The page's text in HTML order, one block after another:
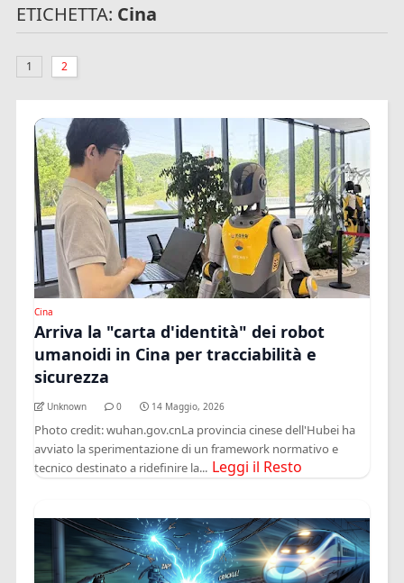
ETICHETTA: Cina
1 2
Cina
Arriva la "carta d'identità" dei robot
umanoidi in Cina per tracciabilità e
sicurezza
Unknown 0 14 Maggio, 2026
Photo credit: wuhan.gov.cnLa provincia cinese dell'Hubei ha
avviato la sperimentazione di un framework normativo e
tecnico destinato a ridefinire la... Leggi il Resto